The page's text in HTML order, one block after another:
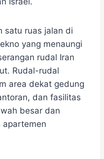
satu ruas jalan di
yang menaungi
rudal Iran
Rudal-rudal
area dekat gedung
dan fasilitas
besar dan
apartemen